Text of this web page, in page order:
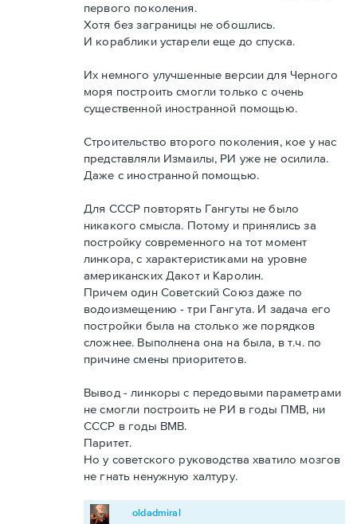
первого поколения.
Хотя без заграницы не обошлись.
И кораблики устарели еще до спуска.
Их немного улучшенные версии для Черного
моря построить смогли только с очень
существенной иностранной помощью.
Строительство второго поколения, кое у нас
представляли Измаилы, РИ уже не осилила.
Даже с иностранной помощью.
Для СССР повторять Гангуты не было
никакого смысла. Потому и принялись за
постройку современного на тот момент
линкора, с характеристиками на уровне
американских Дакот и Каролин.
Причем один Советский Союз даже по
водоизмещению - три Гангута. И задача его
постройки была на столько же порядков
сложнее. Выполнена она на была, в т.ч. по
причине смены приоритетов.
Вывод - линкоры с передовыми параметрами
не смогли построить не РИ в годы ПМВ, ни
СССР в годы ВМВ.
Паритет.
Но у советского руководства хватило мозгов
не гнать ненужную халтуру.
oldadmiral